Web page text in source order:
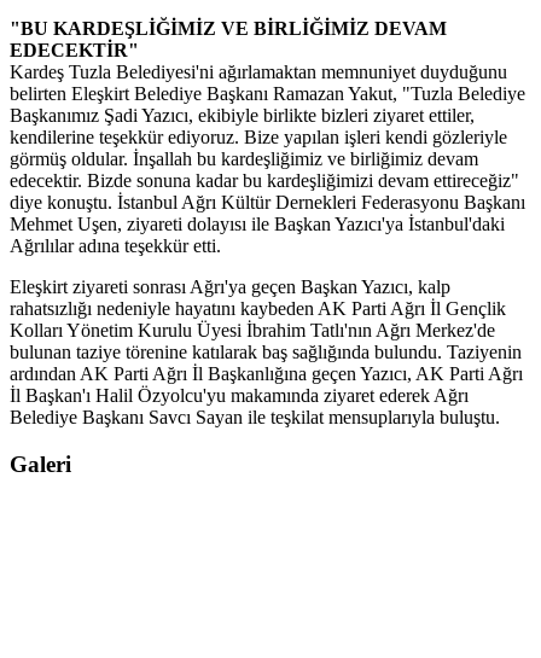
"BU KARDEŞLİĞİMİZ VE BİRLİĞİMİZ DEVAM
EDECEKTİR"
Kardeş Tuzla Belediyesi'ni ağırlamaktan memnuniyet duyduğunu
belirten Eleşkirt Belediye Başkanı Ramazan Yakut, "Tuzla Belediye
Başkanımız Şadi Yazıcı, ekibiyle birlikte bizleri ziyaret ettiler,
kendilerine teşekkür ediyoruz. Bize yapılan işleri kendi gözleriyle
görmüş oldular. İnşallah bu kardeşliğimiz ve birliğimiz devam
edecektir. Bizde sonuna kadar bu kardeşliğimizi devam ettireceğiz"
diye konuştu. İstanbul Ağrı Kültür Dernekleri Federasyonu Başkanı
Mehmet Uşen, ziyareti dolayısı ile Başkan Yazıcı'ya İstanbul'daki
Ağrılılar adına teşekkür etti.
Eleşkirt ziyareti sonrası Ağrı'ya geçen Başkan Yazıcı, kalp
rahatsızlığı nedeniyle hayatını kaybeden AK Parti Ağrı İl Gençlik
Kolları Yönetim Kurulu Üyesi İbrahim Tatlı'nın Ağrı Merkez'de
bulunan taziye törenine katılarak baş sağlığında bulundu. Taziyenin
ardından AK Parti Ağrı İl Başkanlığına geçen Yazıcı, AK Parti Ağrı
İl Başkan'ı Halil Özyolcu'yu makamında ziyaret ederek Ağrı
Belediye Başkanı Savcı Sayan ile teşkilat mensuplarıyla buluştu.
Galeri